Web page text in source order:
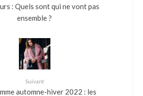
: Quels sont qui ne vont pas
ensemble ?
Suivant
automne-hiver 2022 : les